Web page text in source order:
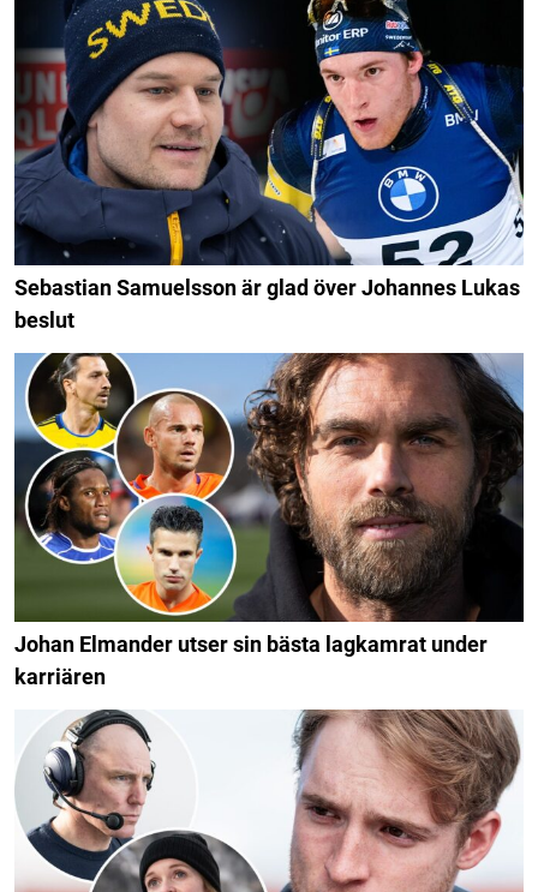
Sebastian Samuelsson är glad över Johannes Lukas
beslut
Johan Elmander utser sin bästa lagkamrat under
karriären